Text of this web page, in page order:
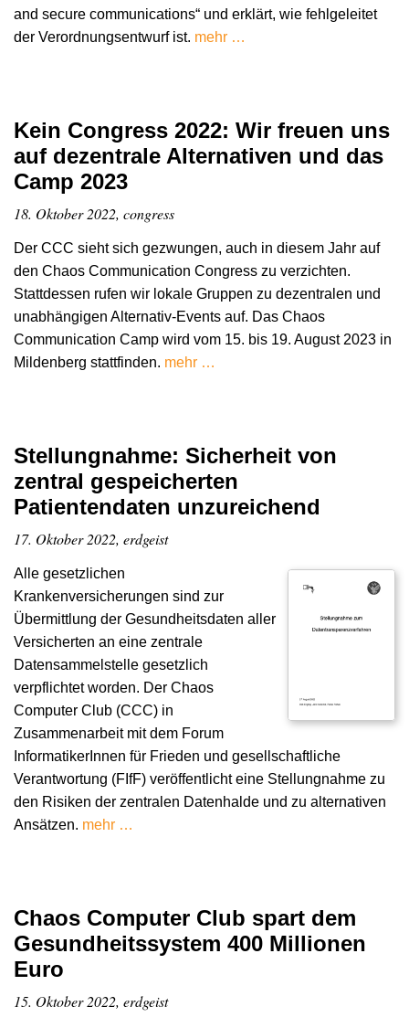
and secure communications“ und erklärt, wie fehlgeleitet
der Verordnungsentwurf ist. mehr …
Kein Congress 2022: Wir freuen uns
auf dezentrale Alternativen und das
Camp 2023
18. Oktober 2022, congress
Der CCC sieht sich gezwungen, auch in diesem Jahr auf
den Chaos Communication Congress zu verzichten.
Stattdessen rufen wir lokale Gruppen zu dezentralen und
unabhängigen Alternativ-Events auf. Das Chaos
Communication Camp wird vom 15. bis 19. August 2023 in
Mildenberg stattfinden. mehr …
Stellungnahme: Sicherheit von
zentral gespeicherten
Patientendaten unzureichend
17. Oktober 2022, erdgeist
Alle gesetzlichen
Krankenversicherungen sind zur
Übermittlung der Gesundheitsdaten aller
Versicherten an eine zentrale
Datensammelstelle gesetzlich
verpflichtet worden. Der Chaos
Computer Club (CCC) in
Zusammenarbeit mit dem Forum
InformatikerInnen für Frieden und gesellschaftliche
Verantwortung (FIfF) veröffentlicht eine Stellungnahme zu
den Risiken der zentralen Datenhalde und zu alternativen
Ansätzen. mehr …
Chaos Computer Club spart dem
Gesundheitssystem 400 Millionen
Euro
15. Oktober 2022, erdgeist